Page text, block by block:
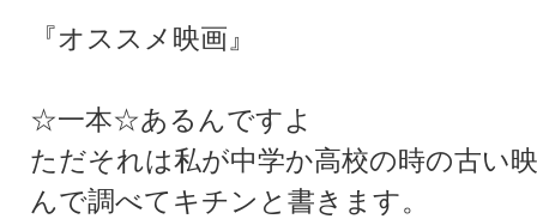
『オススメ映画』
☆一本☆あるんですよ
ただそれは私が中学か高校の時の古い
んで調べてキチンと書きます。